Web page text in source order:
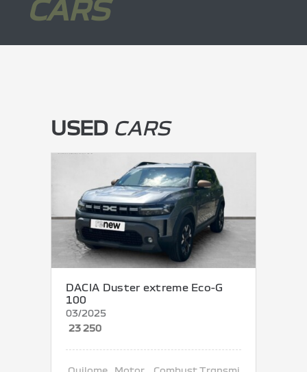
CARS
USED CARS
DACIA Duster extreme Eco-G
100
03/2025
23 250